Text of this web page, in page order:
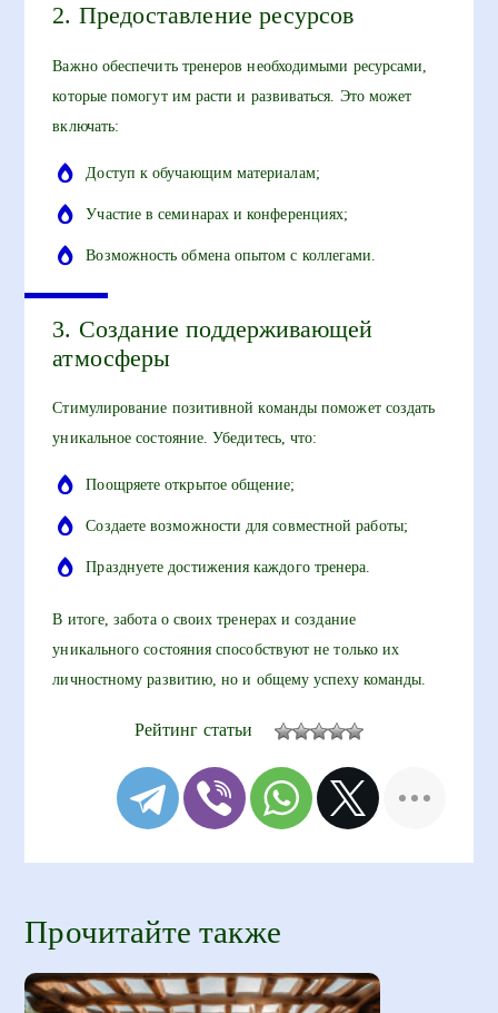
2. Предоставление ресурсов
Важно обеспечить тренеров необходимыми ресурсами,
которые помогут им расти и развиваться. Это может
включать:
Доступ к обучающим материалам;
Участие в семинарах и конференциях;
Возможность обмена опытом с коллегами.
3. Создание поддерживающей
атмосферы
Стимулирование позитивной команды поможет создать
уникальное состояние. Убедитесь, что:
Поощряете открытое общение;
Создаете возможности для совместной работы;
Празднуете достижения каждого тренера.
В итоге, забота о своих тренерах и создание
уникального состояния способствуют не только их
личностному развитию, но и общему успеху команды.
Рейтинг статьи
Прочитайте также